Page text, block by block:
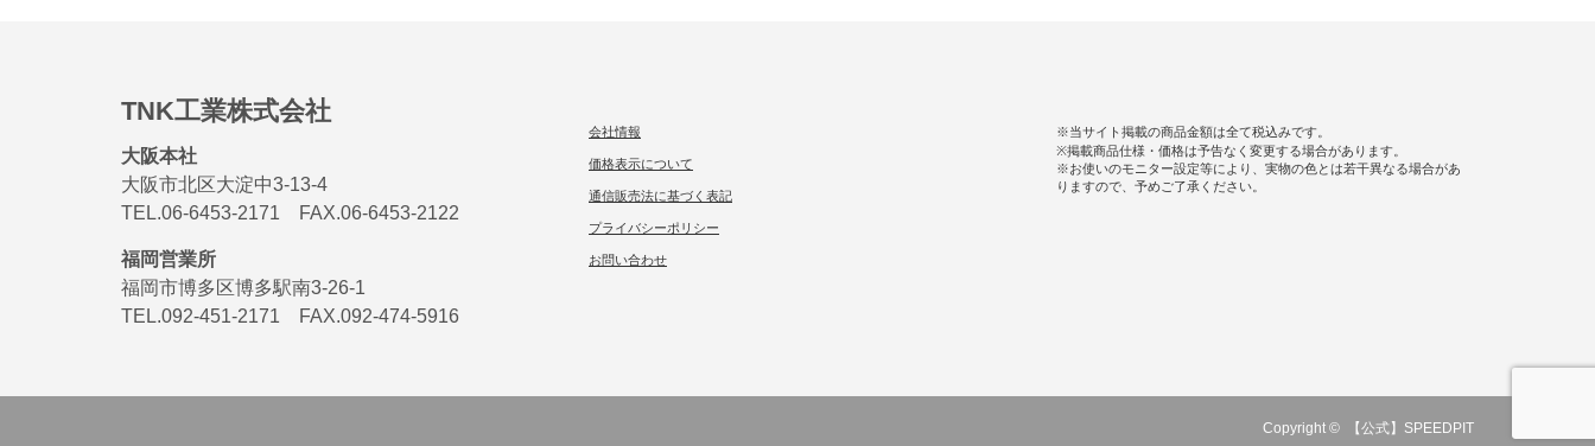
TNK工業株式会社
大阪本社
大阪市北区大淀中3-13-4
TEL.06-6453-2171 FAX.06-6453-2122
福岡営業所
福岡市博多区博多駅南3-26-1
TEL.092-451-2171 FAX.092-474-5916
会社情報
価格表示について
通信販売法に基づく表記
プライバシーポリシー
お問い合わせ
※当サイト掲載の商品金額は全て税込みです。
※掲載商品仕様・価格は予告なく変更する場合があります。
※お使いのモニター設定等により、実物の色とは若干異なる場合があ
りますので、予めご了承ください。
Copyright © 【公式】SPEEDPIT